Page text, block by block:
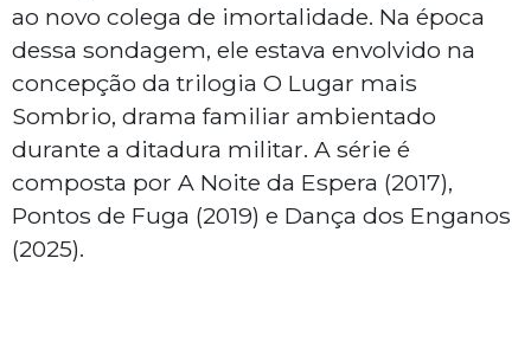
ao novo colega de imortalidade. Na época
dessa sondagem, ele estava envolvido na
concepção da trilogia O Lugar mais
Sombrio, drama familiar ambientado
durante a ditadura militar. A série é
composta por A Noite da Espera (2017),
Pontos de Fuga (2019) e Dança dos Enganos
(2025).